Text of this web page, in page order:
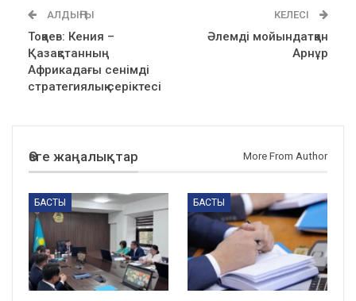
АЛДЫҢҒЫ
Тоқаев: Кения –
Қазақстанның
Африкадағы сенімді
стратегиялық серіктесі
КЕЛЕСІ
Әлемді мойындатқан
Арнұр
Өзге жаңалықтар More From Author
БАСТЫ БАСТЫ